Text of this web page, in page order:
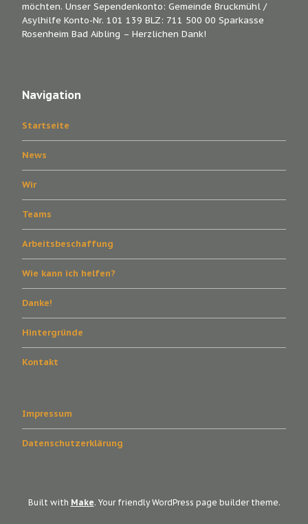
möchten. Unser Sependenkonto: Gemeinde Bruckmühl /
Asylhilfe Konto-Nr. 101 139 BLZ: 711 500 00 Sparkasse
Rosenheim Bad Aibling – Herzlichen Dank!
Navigation
Startseite
News
Wir
Teams
Arbeitsbeschaffung
Wie kann ich helfen?
Danke!
Hintergründe
Kontakt
Impressum
Datenschutzerklärung
Built with Make. Your friendly WordPress page builder theme.